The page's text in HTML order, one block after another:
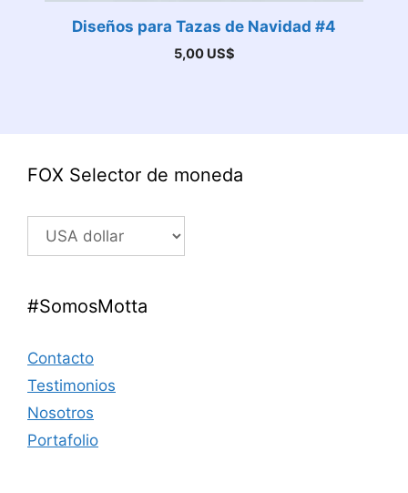
Diseños para Tazas de Navidad #4
5,00 US$
FOX Selector de moneda
#SomosMotta
Contacto
Testimonios
Nosotros
Portafolio